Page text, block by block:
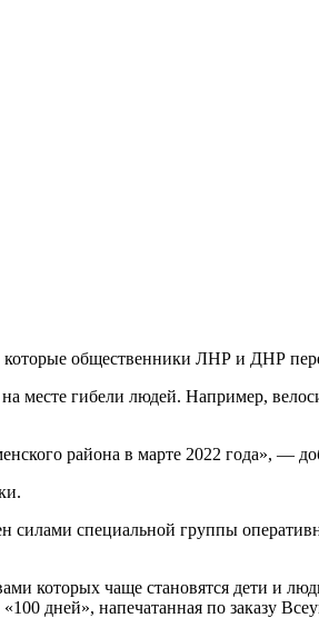
общественники ЛНР и ДНР
месте гибели людей. Например,
района в марте 2022 года», —
специальной группы
чаще становятся дети и
дней», напечатанная по заказу